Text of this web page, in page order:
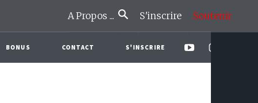
A Propos ... S'inscrire Soutenir
BONUS CONTACT S'INSCRIRE